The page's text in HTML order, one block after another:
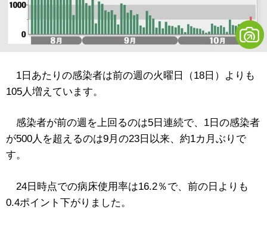
1日あたりの感染者は前の週の火曜日（18日）よりも
105人増えています。
感染者が前の週を上回るのは5日連続で、1日の感染者
が500人を超えるのは9月の23日以来、約1カ月ぶりで
す。
24日時点での病床使用率は16.2％で、前の日よりも
0.4ポイント下がりました。